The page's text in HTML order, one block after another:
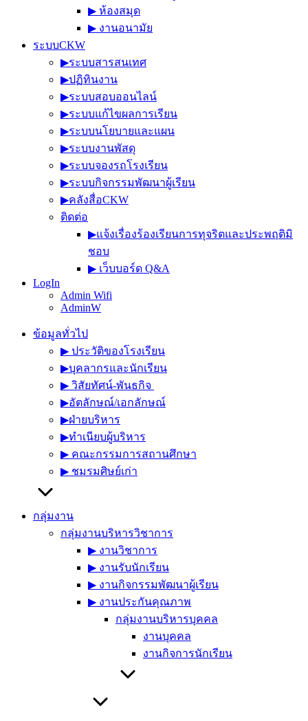
▶︎ ห้องสมุด
▶︎ งานอนามัย
ระบบCKW
▶︎ระบบสารสนเทศ
▶︎ปฏิทินงาน
▶︎ระบบสอบออนไลน์
▶︎ระบบแก้ไขผลการเรียน
▶︎ระบบนโยบายและแผน
▶︎ระบบงานพัสดุ
▶︎ระบบจองรถโรงเรียน
▶︎ระบบกิจกรรมพัฒนาผู้เรียน
▶︎คลังสื่อCKW
ติดต่อ
▶︎แจ้งเรื่องร้องเรียนการทุจริตและประพฤติมิ
ชอบ
▶︎ เว็บบอร์ด Q&A
LogIn
Admin Wifi
AdminW
ข้อมูลทั่วไป
▶︎ ประวัติของโรงเรียน
▶︎บุคลากรและนักเรียน
▶︎ วิสัยทัศน์-พันธกิจ
▶︎อัตลักษณ์/เอกลักษณ์
▶︎ฝ่ายบริหาร
▶︎ทำเนียบผู้บริหาร
▶︎ คณะกรรมการสถานศึกษา
▶︎ ชมรมศิษย์เก่า
กลุ่มงาน
กลุ่มงานบริหารวิชาการ
▶︎ งานวิชาการ
▶︎ งานรับนักเรียน
▶︎ งานกิจกรรมพัฒนาผู้เรียน
▶︎ งานประกันคุณภาพ
กลุ่มงานบริหารบุคคล
งานบุคคล
งานกิจการนักเรียน